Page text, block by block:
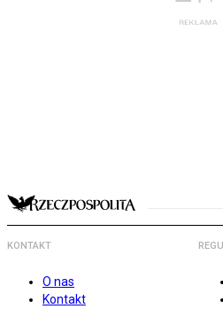
KONTAKT
O nas
Kontakt